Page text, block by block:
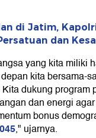
di Jatim,
dan
yang kita miliki
kita bersama-
dukung program
dan energi
bonus
," ujarnya.